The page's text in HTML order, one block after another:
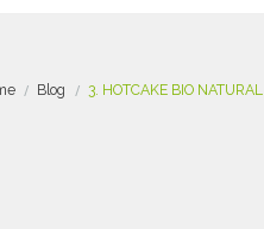
Blog 3. HOTCAKE BIO NATURAL